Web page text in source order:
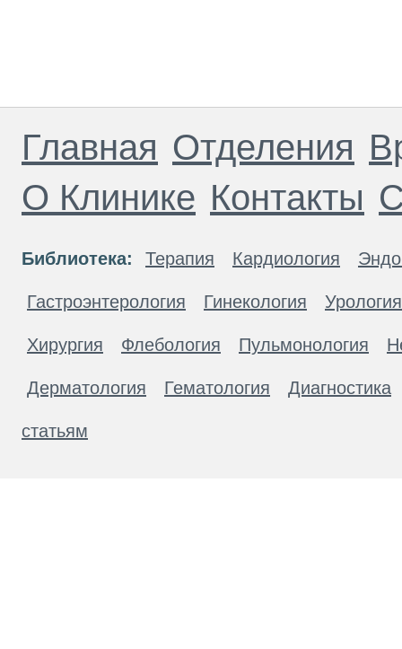
Главная Отделения
О Клинике Контакты
Библиотека: Терапия Кардиология
Гастроэнтерология Гинекология Урология
Хирургия Флебология Пульмонология
Дерматология Гематология Диагностика
статьям